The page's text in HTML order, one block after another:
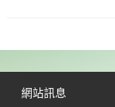
網站訊息